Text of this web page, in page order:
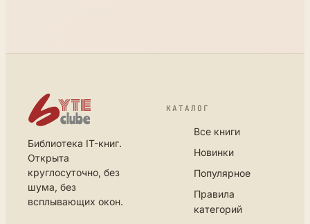
Библиотека IT-книг.
Открыта
круглосуточно, без
шума, без
всплывающих окон.
КАТАЛОГ
Все книги
Новинки
Популярное
Правила
категорий